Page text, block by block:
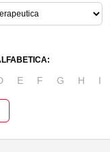
E F G H I